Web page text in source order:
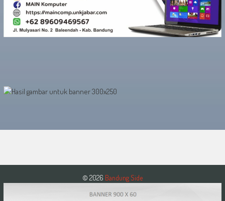
© 2026 Bandung Side